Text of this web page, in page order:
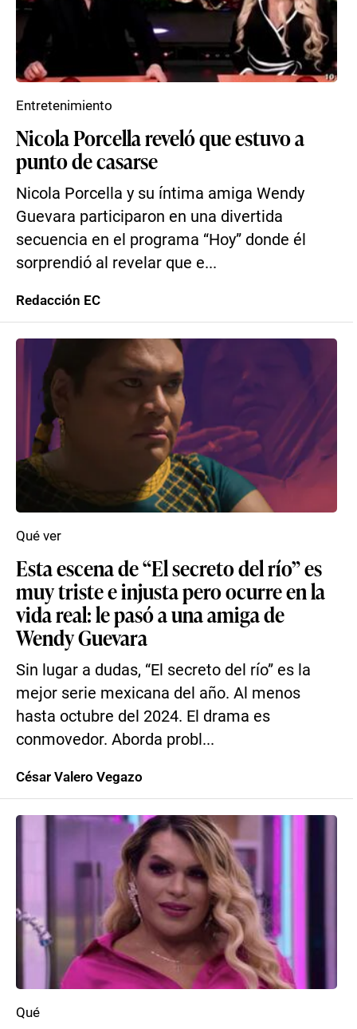
Nicola Porcella reveló que estuvo a
punto de casarse
Nicola Porcella y su íntima amiga Wendy
Guevara participaron en una divertida
secuencia en el programa “Hoy” donde él
sorprendió al revelar que e...
Entretenimiento
Redacción EC
Esta escena de “El secreto del río” es
muy triste e injusta pero ocurre en la
vida real: le pasó a una amiga de
Wendy Guevara
Sin lugar a dudas, “El secreto del río” es la
mejor serie mexicana del año. Al menos
hasta octubre del 2024. El drama es
conmovedor. Aborda probl...
Qué ver
César Valero Vegazo
Qué